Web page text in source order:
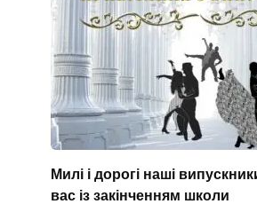
Милі і дорогі наші
вас із закінченням школи